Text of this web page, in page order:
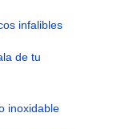
infalibles
de tu
inoxidable